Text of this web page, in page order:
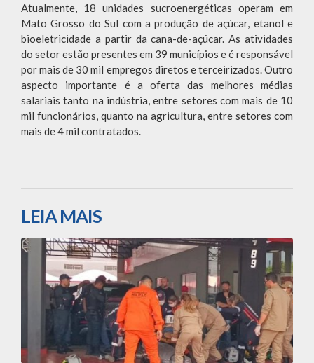
Atualmente, 18 unidades sucroenergéticas operam em
Mato Grosso do Sul com a produção de açúcar, etanol e
bioeletricidade a partir da cana-de-açúcar. As atividades
do setor estão presentes em 39 municípios e é responsável
por mais de 30 mil empregos diretos e terceirizados. Outro
aspecto importante é a oferta das melhores médias
salariais tanto na indústria, entre setores com mais de 10
mil funcionários, quanto na agricultura, entre setores com
mais de 4 mil contratados.
LEIA MAIS